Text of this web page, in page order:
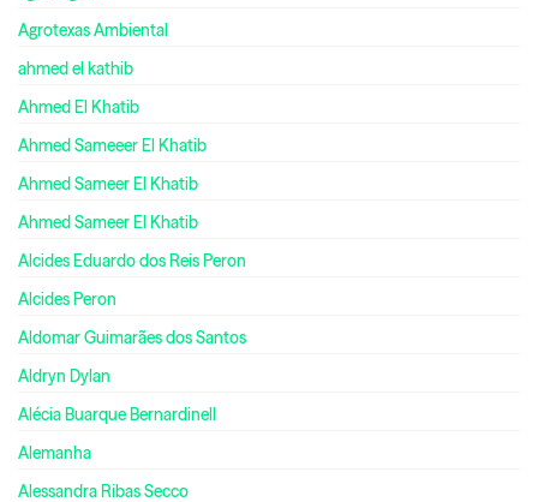
Agrotexas Ambiental
ahmed el kathib
Ahmed El Khatib
Ahmed Sameeer El Khatib
Ahmed Sameer El Khatib
Ahmed Sameer El Khatib
Alcides Eduardo dos Reis Peron
Alcides Peron
Aldomar Guimarães dos Santos
Aldryn Dylan
Alécia Buarque Bernardinell
Alemanha
Alessandra Ribas Secco